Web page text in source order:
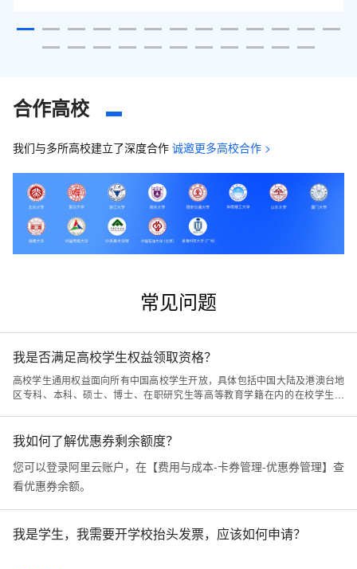
合作高校
我们与多所高校建立了深度合作 诚邀更多高校合作 >
常见问题
我是否满足高校学生权益领取资格？
高校学生通用权益面向所有中国高校学生开放，具体包括中国大陆及港澳台地
区专科、本科、硕士、博士、在职研究生等高等教育学籍在内的在校学生人
我如何了解优惠券剩余额度？
您可以登录阿里云账户，在【费用与成本-卡券管理-优惠券管理】查
看优惠券余额。
我是学生，我需要开学校抬头发票，应该如何申请？